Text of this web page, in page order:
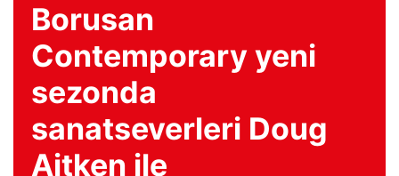
Borusan
Contemporary yeni
sezonda
sanatseverleri Doug
Aitken ile